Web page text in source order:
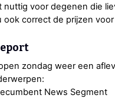
nuttig voor degenen die
ook correct de prijzen
zondag weer een
News Segment